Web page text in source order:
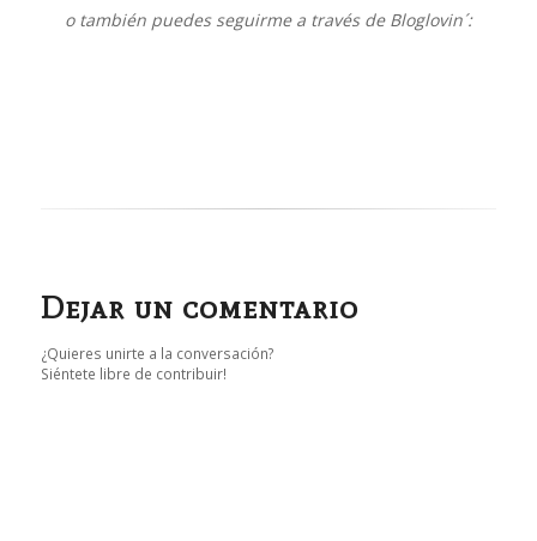
o también puedes seguirme a través de Bloglovin´:
Dejar un comentario
¿Quieres unirte a la conversación?
Siéntete libre de contribuir!